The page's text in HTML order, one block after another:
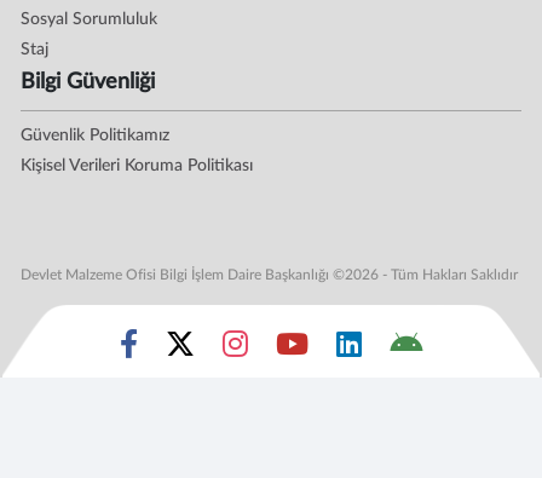
Sosyal Sorumluluk
Staj
Bilgi Güvenliği
Güvenlik Politikamız
Kişisel Verileri Koruma Politikası
Devlet Malzeme Ofisi Bilgi İşlem Daire Başkanlığı ©2026 - Tüm Hakları Saklıdır